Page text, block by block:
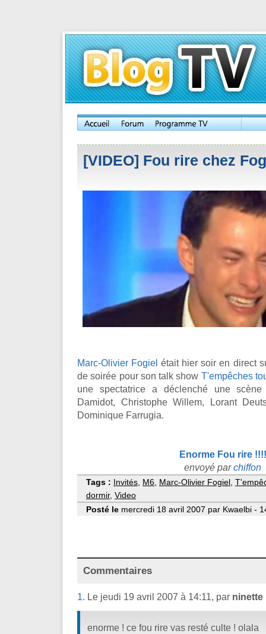
[VIDEO] Fou rire chez
Marc-Olivier Fogiel était hier soir en direct
de soirée pour son talk show T'empêches
une spectatrice a déclenché une
Damidot, Christophe Willem, Lorant
Dominique Farrugia.
Enorme Fou rire !!!!
envoyé parchiffon
Tags : Invités M6 Marc-Olivier Fogiel
dormir, Video
Posté le mercredi 18 avril 2007 par Kwaelbi -
Commentaires
1. Le jeudi 19 avril 2007 à 14:11, par ninette
enorme ! ce fou rire vas resté culte ! olala